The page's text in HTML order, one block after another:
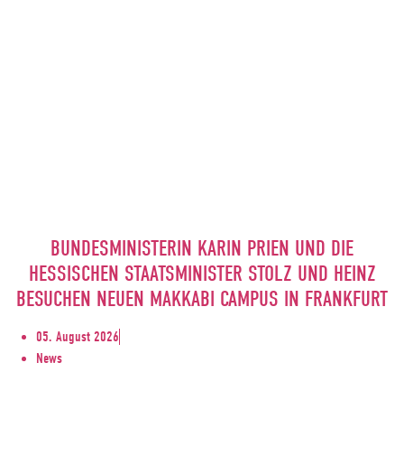
BUNDESMINISTERIN KARIN PRIEN UND DIE
HESSISCHEN STAATSMINISTER STOLZ UND HEINZ
BESUCHEN NEUEN MAKKABI CAMPUS IN FRANKFURT
05. August 2026
News